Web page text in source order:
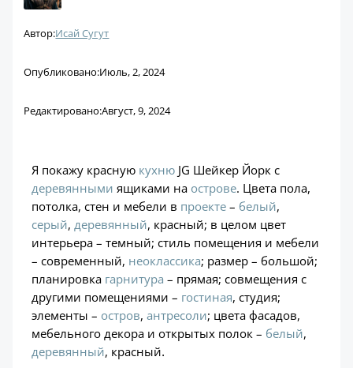
Автор:Исай Сугут
Опубликовано:Июль, 2, 2024
Редактировано:Август, 9, 2024
Я покажу красную кухню JG Шейкер Йорк с
деревянными ящиками на острове. Цвета пола,
потолка, стен и мебели в проекте – белый,
серый,деревянный, красный; в целом цвет
интерьера – темный; стиль помещения и мебели
– современный, неоклассика; размер – большой;
планировка гарнитура – прямая; совмещения с
другими помещениями – гостиная, студия;
элементы – остров,антресоли; цвета фасадов,
мебельного декора и открытых полок – белый,
деревянный, красный.